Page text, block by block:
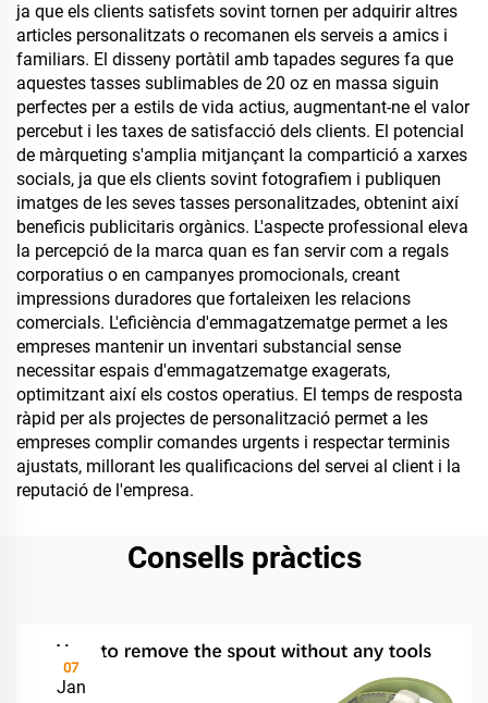
ja que els clients satisfets sovint tornen per adquirir altres
articles personalitzats o recomanen els serveis a amics i
familiars. El disseny portàtil amb tapades segures fa que
aquestes tasses sublimables de 20 oz en massa siguin
perfectes per a estils de vida actius, augmentant-ne el valor
percebut i les taxes de satisfacció dels clients. El potencial
de màrqueting s'amplia mitjançant la compartició a xarxes
socials, ja que els clients sovint fotografiem i publiquen
imatges de les seves tasses personalitzades, obtenint així
beneficis publicitaris orgànics. L'aspecte professional eleva
la percepció de la marca quan es fan servir com a regals
corporatius o en campanyes promocionals, creant
impressions duradores que fortaleixen les relacions
comercials. L'eficiència d'emmagatzematge permet a les
empreses mantenir un inventari substancial sense
necessitar espais d'emmagatzematge exagerats,
optimitzant així els costos operatius. El temps de resposta
ràpid per als projectes de personalització permet a les
empreses complir comandes urgents i respectar terminis
ajustats, millorant les qualificacions del servei al client i la
reputació de l'empresa.
Consells pràctics
07
Jan